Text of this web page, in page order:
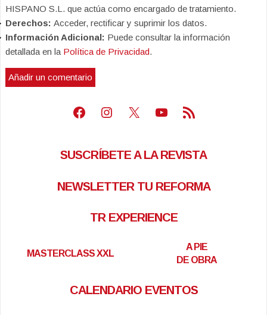
HISPANO S.L. que actúa como encargado de tratamiento.
Derechos: Acceder, rectificar y suprimir los datos.
Información Adicional: Puede consultar la información
detallada en la Política de Privacidad.
Facebook
Instagram
X Youtube
Feed RSS
SUSCRÍBETE A LA REVISTA
NEWSLETTER TU REFORMA
TR EXPERIENCE
MASTERCLASS XXL
A PIE
DE OBRA
CALENDARIO EVENTOS